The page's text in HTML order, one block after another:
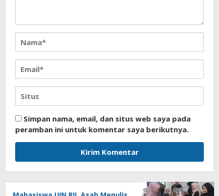
Simpan nama, email, dan situs web saya pada
peramban ini untuk komentar saya berikutnya.